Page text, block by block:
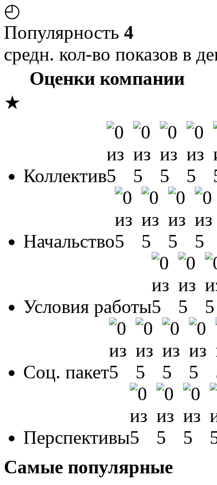
◴
Популярность 4
средн. кол-во показов в
Оценки компании
★
Коллектив
Начальство
Условия работы
Соц. пакет
Перспективы
Самые популярные